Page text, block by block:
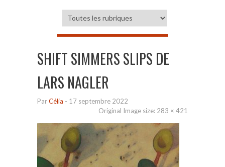
SHIFT SIMMERS SLIPS DE
LARS NAGLER
ParCélia - 17 septembre 2022
Original Image size: 283 × 421